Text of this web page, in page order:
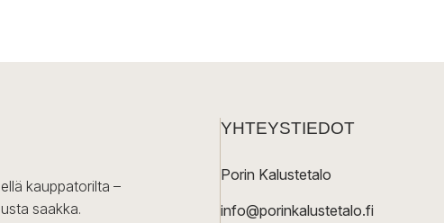
kauppatorilta –
saakka.
YHTEYSTIEDOT
Porin Kalustetalo
info@porinkalustetalo.fi